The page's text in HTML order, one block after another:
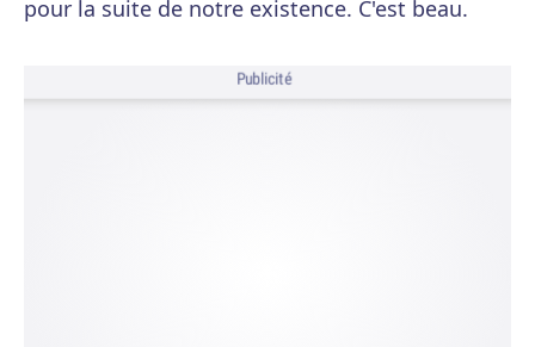
pour la suite de notre existence. C'est beau.
Publicité